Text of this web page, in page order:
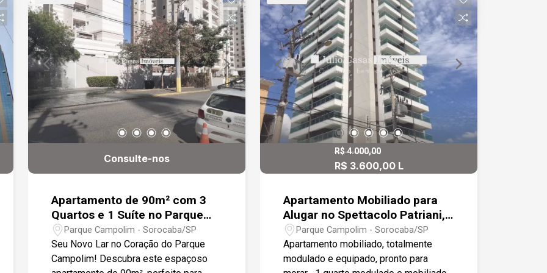
oportunidade única de morar bem, com
tudo o que você precisa a poucos
passos de casa. Entre em contato e
agende uma visita!
oportunidade única de morar bem, com
tudo o que você precisa a poucos
passos de casa. Entre em contato e
agende uma visita!
eletrônica, Elevador (Social e serviço).
Região nobre com fácil acesso ao
Campolim
social e de serviço. Região nobre e
fácil acesso ao Campolim.
Consulte-nos
Apartamento de 90m² com 3
Quartos e 1 Suíte no Parque
Campolim
Parque Campolim - Sorocaba/SP
Seu Novo Lar no Coração do Parque
Campolim! Descubra este espaçoso
R$ 4.000,00
R$ 3.600,00 L
Apartamento Mobiliado para
Alugar no Spettacolo Patriani,
Campolim - Sorocaba/SP
Parque Campolim - Sorocaba/SP
Apartamento mobiliado, totalmente
modulado e equipado, pronto para